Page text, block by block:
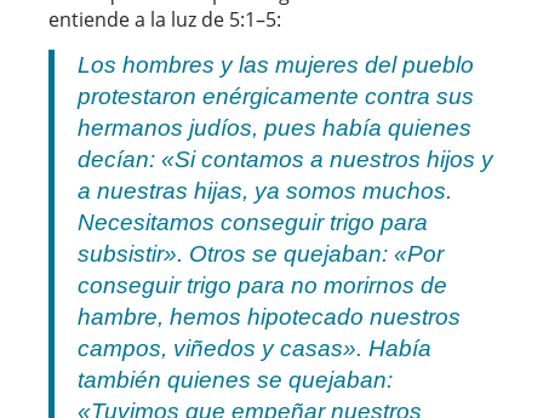
entiende a la luz de 5:1–5:
Los hombres y las mujeres del pueblo
protestaron enérgicamente contra sus
hermanos judíos, pues había quienes
decían: «Si contamos a nuestros hijos y
a nuestras hijas, ya somos muchos.
Necesitamos conseguir trigo para
subsistir». Otros se quejaban: «Por
conseguir trigo para no morirnos de
hambre, hemos hipotecado nuestros
campos, viñedos y casas». Había
también quienes se quejaban:
«Tuvimos que empeñar nuestros